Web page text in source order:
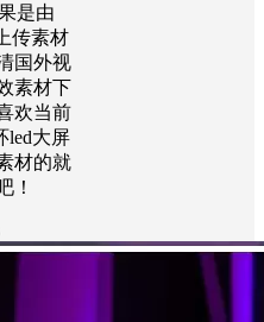
是由
传素材
国外视
素材下
欢当前
led大屏
材的就
！